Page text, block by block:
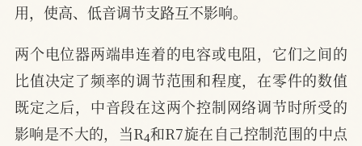
用，使高、低音调节支路互不影响。
两个电位器两端串连着的电容或电阻，它们之间的
比值决定了频率的调节范围和程度，在零件的数值
既定之后，中音段在这两个控制网络调节时所受的
影响是不大的，当R4和R7旋在自己控制范围的中点